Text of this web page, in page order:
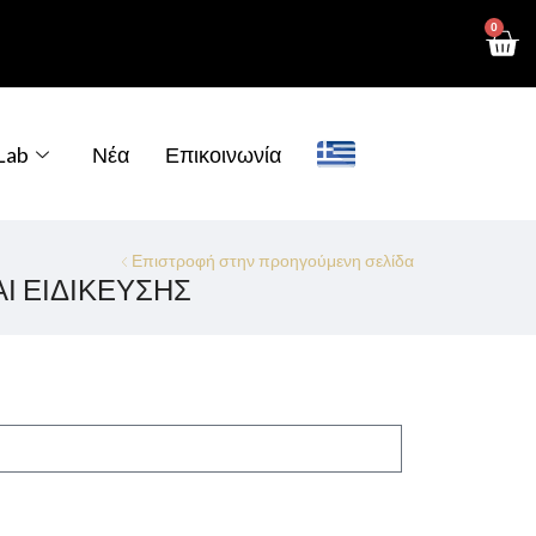
0
Νέα Επικοινωνία
Επιστροφή στην προηγούμενη σελίδα
ΕΙΔΙΚΕΥΣΗΣ